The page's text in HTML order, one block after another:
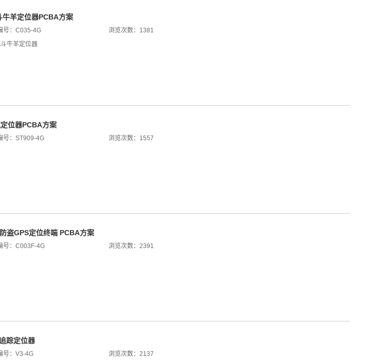
牛羊定位器PCBA方案
号：C035-4G
浏览次数：1381
牛羊定位器
位器PCBA方案
号：ST909-4G
浏览次数：1557
盗GPS定位终端 PCBA方案
号：C003F-4G
浏览次数：2391
踪定位器
号：V3-4G
浏览次数：2137